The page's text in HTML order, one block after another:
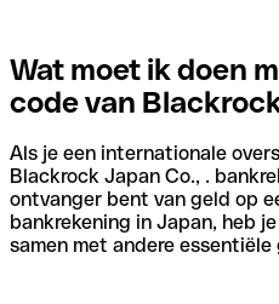
Wat moet ik doen
code van
Als je een internationale
Blackrock Japan Co., .
ontvanger bent van geld op
bankrekening in Japan, heb
samen met andere essentiële